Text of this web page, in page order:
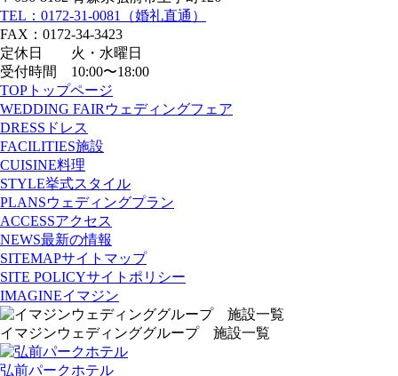
TEL：0172-31-0081（婚礼直通）
FAX：0172-34-3423
定休日 火・水曜日
受付時間 10:00〜18:00
TOP トップページ
WEDDING FAIR ウェディングフェア
DRESS ドレス
FACILITIES施設
CUISINE料理
STYLE挙式スタイル
PLANSウェディングプラン
ACCESSアクセス
NEWS最新の情報
SITEMAPサイトマップ
SITE POLICYサイトポリシー
IMAGINEイマジン
イマジンウェディンググループ 施設一覧
弘前パークホテル